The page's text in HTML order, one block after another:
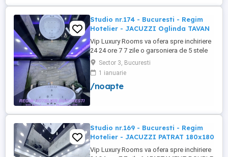
Studio nr.174 - Bucuresti - Regim
Hotelier - JACUZZI Oglinda TAVAN
Vip Luxury Rooms va ofera spre inchiriere
24 24 ore 7 7 zile o garsoniera de 5 stele
Luxoase cu un desing unic si deosebit in
Sector 3 Bucuresti . Garsoniera se alfa in
Complex Rezidential Nou . Acces Bariera
Monitorizare Video in Complex ( de la
Sector 3, Bucuresti
1 ianuarie
/noapte
Studio nr.169 - Bucuresti - Regim
Hotelier - JACUZZI PATRAT 180x180
Vip Luxury Rooms va ofera spre inchiriere